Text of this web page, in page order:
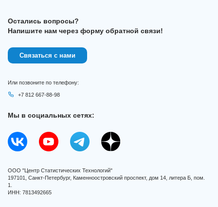
Остались вопросы?
Напишите нам через форму обратной связи!
Связаться с нами
Или позвоните по телефону:
+7 812 667-88-98
Мы в социальных сетях:
ООО "Центр Статистических Технологий"
197101, Санкт-Петербург, Каменноостровский проспект, дом 14, литера Б, пом.
1.
ИНН: 7813492665